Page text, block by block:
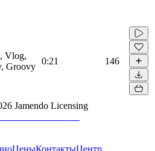
Vlog,
Groovy
0:21 146
Jamendo Licensing
ЦеныКонтактыЦентр